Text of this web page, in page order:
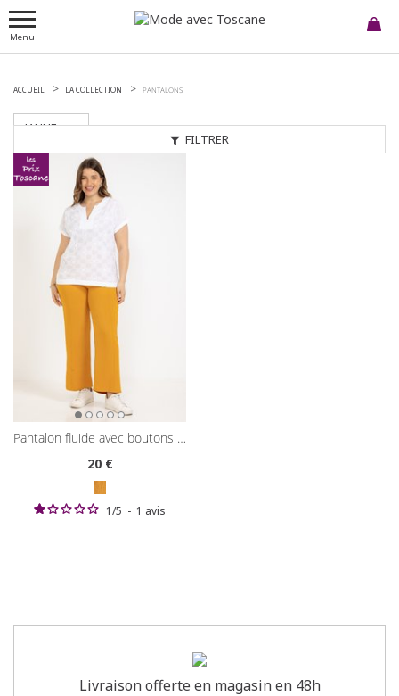
Menu
FILTRER
ACCUEIL LA COLLECTION PANTALONS
JAUNE
pantalon fluide avec boutons recouverts
20€
1/5 - 1 avis
Livraison offerte en magasin en 48h